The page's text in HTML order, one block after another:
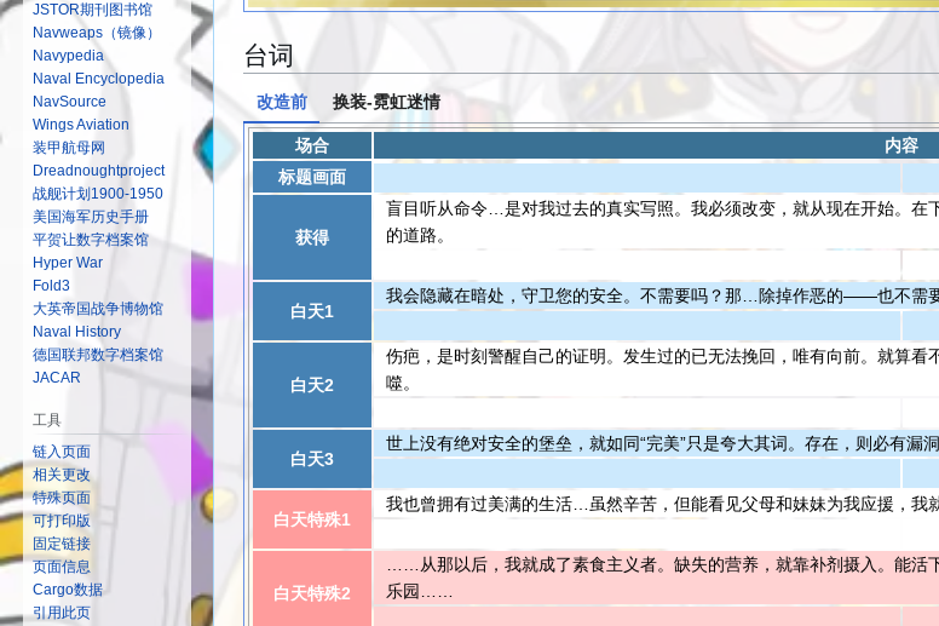
台词
改造前 换装-霓虹迷情
场合
内容
标题画面
获得
盲目听从命令…是对我过去的真实写照。我必须改变，就从现在开始。
的道路。
白天1
我会隐藏在暗处，守卫您的安全。不需要吗？那…除掉作恶的——也不需
白天2
伤疤，是时刻警醒自己的证明。发生过的已无法挽回，唯有向前。就算
噬。
白天3
世上没有绝对安全的堡垒，就如同“完美”只是夸大其词。存在，则必有漏
白天特殊1
我也曾拥有过美满的生活…虽然辛苦，但能看见父母和妹妹为我应援，
白天特殊2
……从那以后，我就成了素食主义者。缺失的营养，就靠补剂摄入。能
乐园……
JSTOR期刊图书馆
Navweaps（镜像）
Navypedia
Naval Encyclopedia
NavSource
Wings Aviation
装甲航母网
Dreadnoughtproject
战舰计划1900-1950
美国海军历史手册
平贺让数字档案馆
Hyper War
Fold3
大英帝国战争博物馆
Naval History
德国联邦数字档案馆
JACAR
工具
链入页面
相关更改
特殊页面
可打印版
固定链接
页面信息
Cargo数据
引用此页